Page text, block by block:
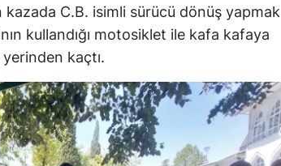
C.B. isimli sürücü dönüş yapmak
kullandığı motosiklet ile kafa kafaya
kaçtı.